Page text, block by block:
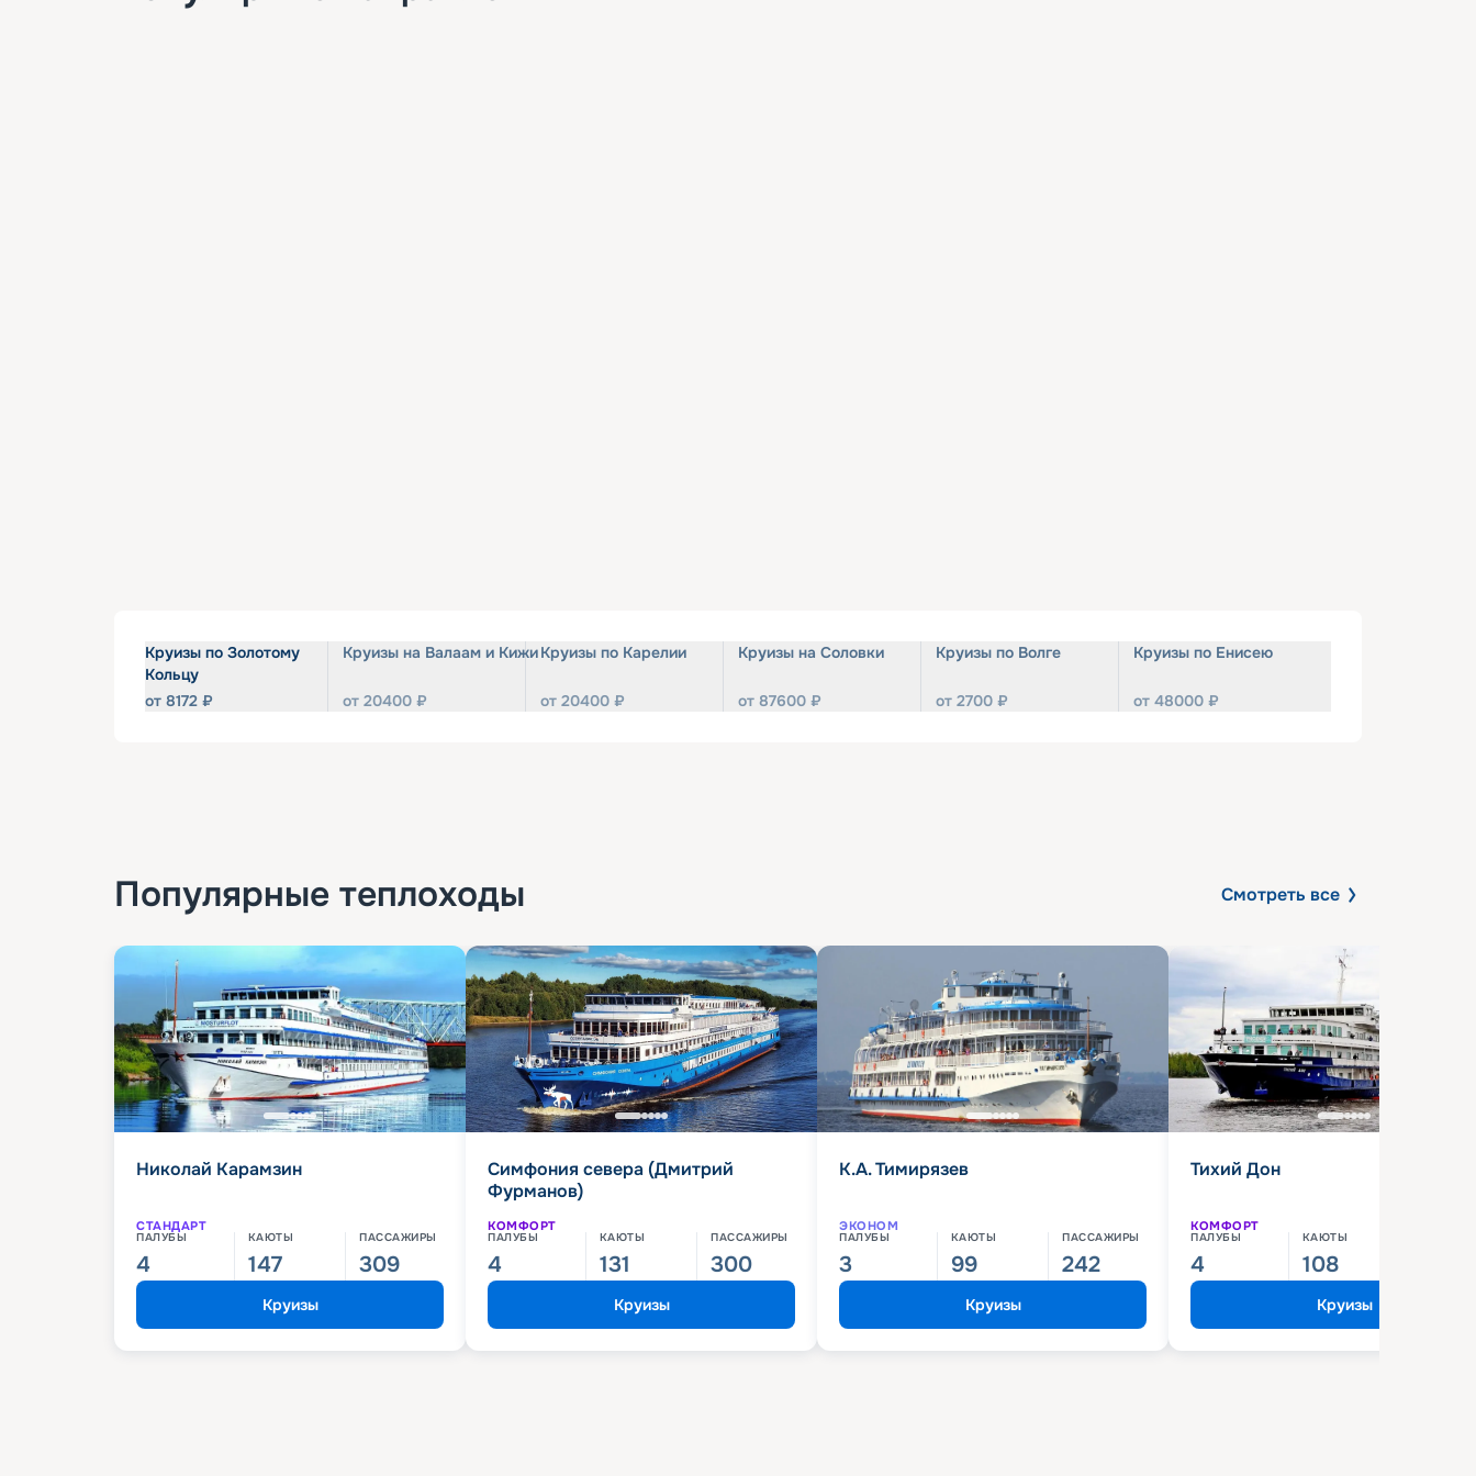
Круизы по Золотому
Кольцу
от 8172 ₽
Круизы на Валаам и Кижи
от 20400 ₽
Круизы по Карелии
от 20400 ₽
Круизы на Соловки
от 87600 ₽
Круизы по Волге
от 2700 ₽
Круизы по Енисею
от 48000 ₽
Популярные теплоходы Смотреть все
Николай Карамзин
СТАНДАРТ
ПАЛУБЫ
4
КАЮТЫ
147
ПАССАЖИРЫ
309
Круизы
Симфония севера (Дмитрий
Фурманов)
КОМФОРТ
ПАЛУБЫ
4
КАЮТЫ
131
ПАССАЖИРЫ
300
Круизы
К.А. Тимирязев
ЭКОНОМ
ПАЛУБЫ
3
КАЮТЫ
99
ПАССАЖИРЫ
242
Круизы
Тихий Дон
КОМФОРТ
ПАЛУБЫ
4
КАЮТЫ
108
Круизы